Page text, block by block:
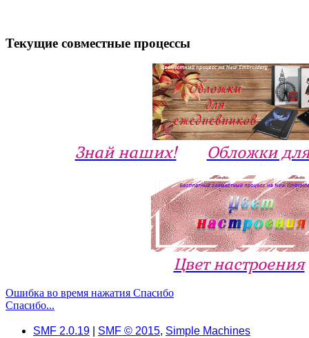
Текущие совместные процессы
Знай наших! Обложки
Цвет настроения
Ошибка во время нажатия Спасибо
Спасибо...
SMF 2.0.19 SMF © 2015, Simple Machines